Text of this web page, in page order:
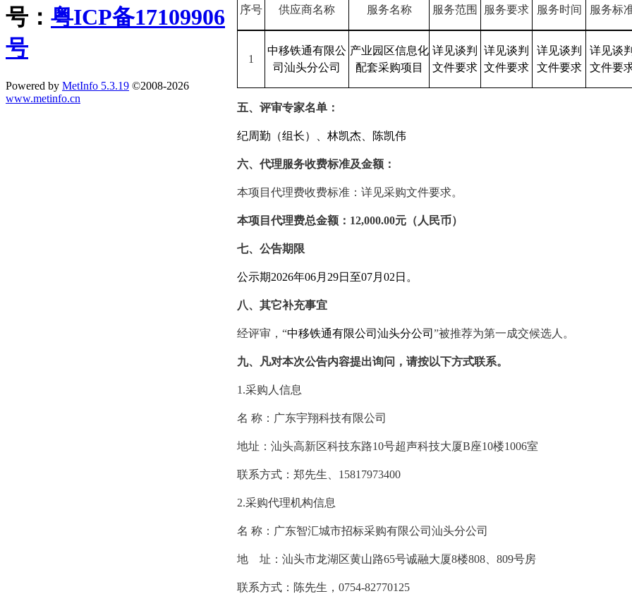
序号 供应商名称 服务名称 服务范围 服务要求 服务时间 服务标
1
中移铁通有限公
司汕头分公司
产业园区信息化
配套采购项目
详见谈判
文件要求
详见谈判
文件要求
详见谈判
文件要求
详见谈判
文件要
五、评审专家名单：
纪周勤（组长）、林凯杰、陈凯伟
六、代理服务收费标准及金额：
本项目代理费收费标准：详见采购文件要求。
本项目代理费总金额： 12,000.00元（人民币）
七、公告期限
公示期2026年06月 29日至07月 02 日 。
八、其它补充事宜
经评审， “中移铁通有限公司汕头分公司 ”被推荐为第一成交候选人。
九、凡对本次公告内容提出询问，请按以下方式联系。
1.采购人信息
名 称： 广东宇翔科技有限公司
地址： 汕头高新区科技东路10号超声科技大厦B座10楼1006室
联系方式： 郑先生 15817973400
2.采购代理机构信息
名 称：广东智汇城市招标采购有限公司汕头分公司
地 址：汕头市龙湖区黄山路65号诚融大厦8楼808、809号房
联系方式：陈先生 ， 0754-82770125
号： 粤ICP备17109906
号
Powered by MetInfo 5.3.19 ©2008-2026
www.metinfo.cn